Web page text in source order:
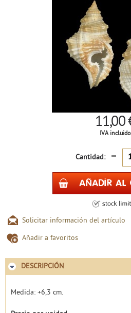
11,00
IVA incluido
Cantidad: -
Solicitar información del artículo
Añadir a favoritos
DESCRIPCIÓN
Medida: +6,3 cm.